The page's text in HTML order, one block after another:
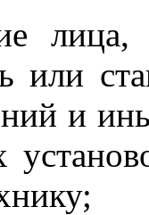
или
и